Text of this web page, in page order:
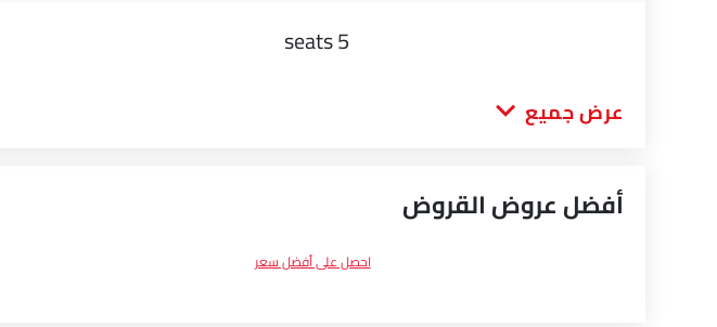
5 seats
عرض جميع
أفضل عروض القروض
احصل على أفضل سعر